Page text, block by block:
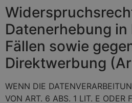
Datenerhebung
Fällen sowie
Direktwerbung
WENN DIE
VON ART. 6 ABS. 1 LIT. E ODER